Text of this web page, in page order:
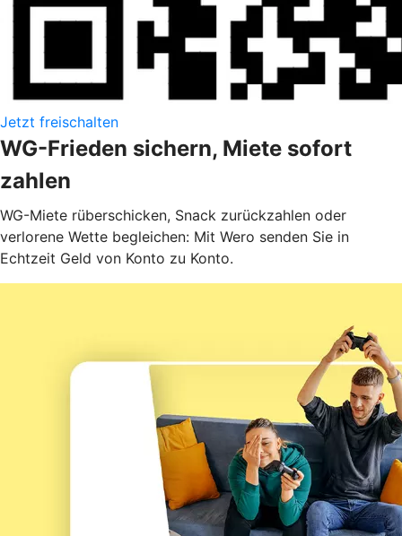
Jetzt freischalten
WG-Frieden sichern, Miete sofort
zahlen
WG-Miete rüberschicken, Snack zurückzahlen oder
verlorene Wette begleichen: Mit Wero senden Sie in
Echtzeit Geld von Konto zu Konto.